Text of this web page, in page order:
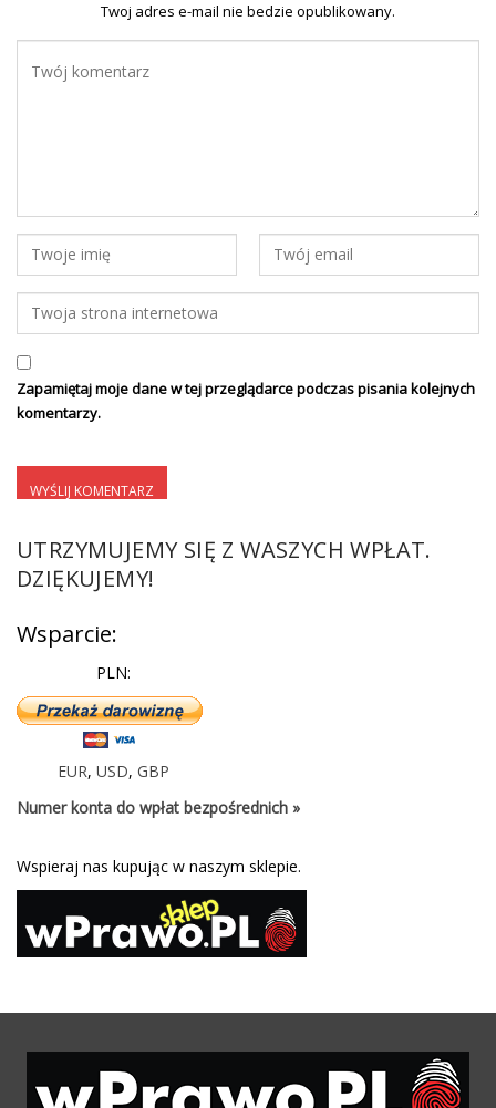
Twoj adres e-mail nie bedzie opublikowany.
Zapamiętaj moje dane w tej przeglądarce podczas pisania kolejnych
komentarzy.
UTRZYMUJEMY SIĘ Z WASZYCH WPŁAT.
DZIĘKUJEMY!
Wsparcie:
PLN:
EUR, USD, GBP
Numer konta do wpłat bezpośrednich »
Wspieraj nas kupując w naszym sklepie.